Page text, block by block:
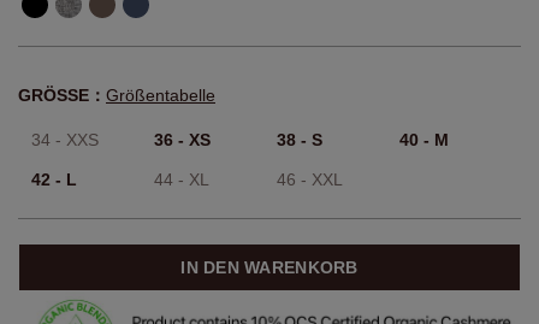
GRÖSSE： Größentabelle
34 - XXS 36 - XS 38 - S 40 - M
42 - L 44 - XL 46 - XXL
IN DEN WARENKORB